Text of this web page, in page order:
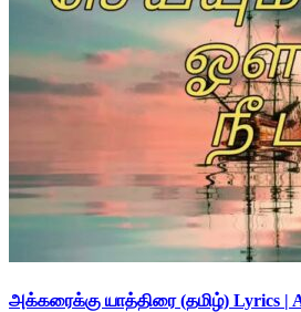
அக்கரைக்கு யாத்திரை (தமிழ்) Lyrics |